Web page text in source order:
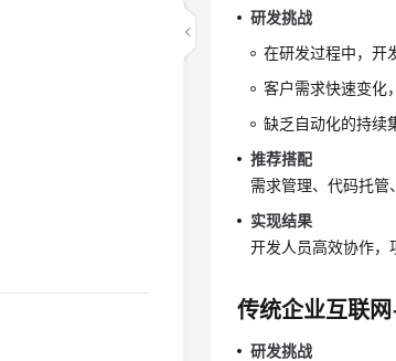
研发挑战
在研发过程中，开
客户需求快速变化
缺乏自动化的持续
推荐搭配
需求管理、代码托管
实现结果
开发人员高效协作，
传统企业互联
研发挑战